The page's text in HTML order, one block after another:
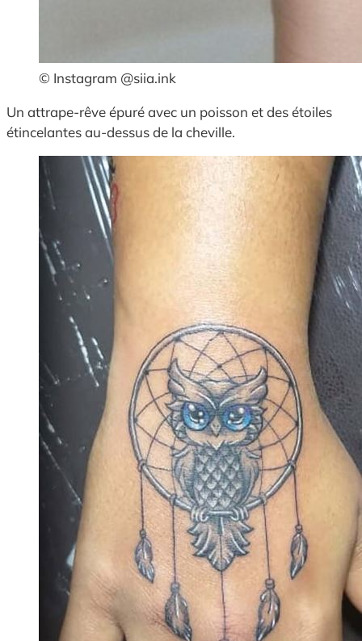
© Instagram @siia.ink
Un attrape-rêve épuré avec un poisson et des étoiles
étincelantes au-dessus de la cheville.